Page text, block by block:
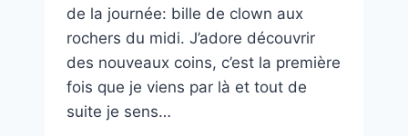
de la journée: bille de clown aux
rochers du midi. J’adore découvrir
des nouveaux coins, c’est la première
fois que je viens par là et tout de
suite je sens…